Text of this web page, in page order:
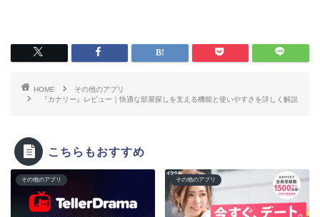
HOME
その他のアプリ
『カナリー』レビュー｜快適な部屋探しを支える機能と使いやすさを詳しく解説
こちらもおすすめ
その他のアプリ その他のアプリ